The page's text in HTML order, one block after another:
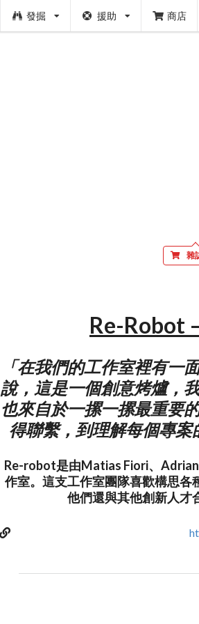
發掘 援助 商店
雜
Re-Robot
「在我們的工作室裡有一
說，這是一個創意烤爐，
也來自於一摞一摞最重要
得聯繫，到理解每個專案
Re-robot是由Matias Fiori、
作室。這支工作室團隊喜歡構思各
他們還與其他創新人才